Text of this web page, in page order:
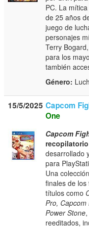
PC. La
de 25 años
juego de
personajes
Terry
para los
también
Género:
15/5/2025 Capcom
One
Capcom
recopilatorio
desarrollado
para
Una
finales de
títulos como
Pro,
Power Stone
reeditados,